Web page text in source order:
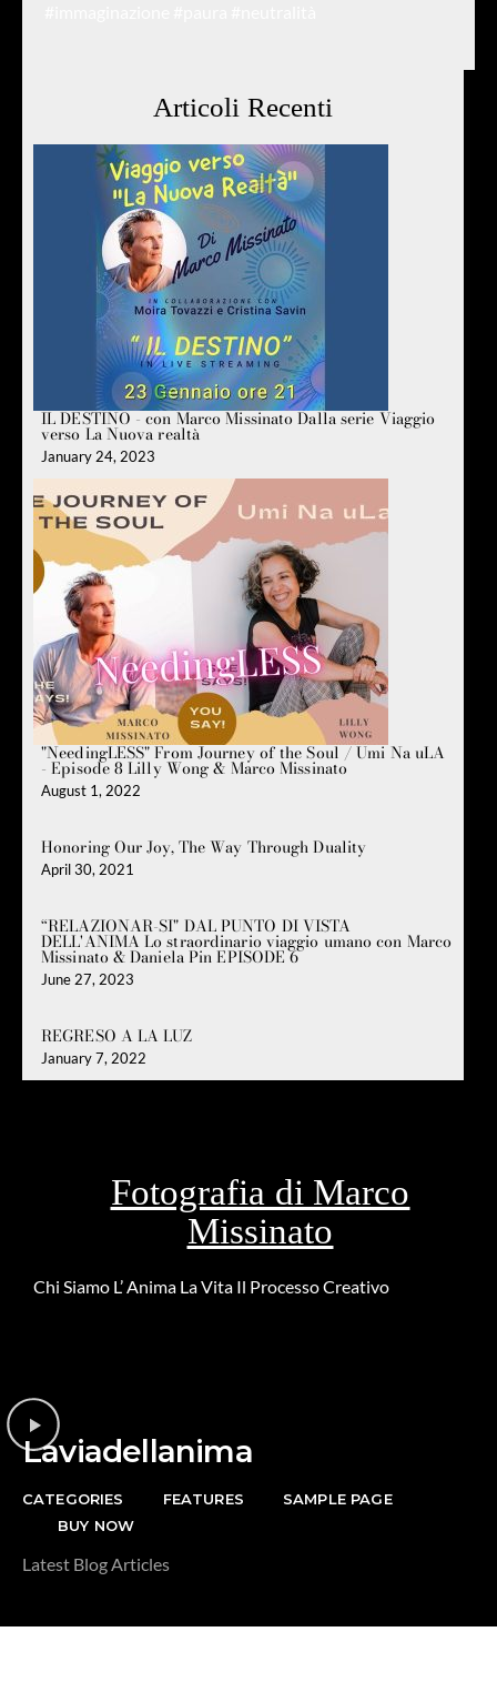
Articoli Recenti
IL DESTINO - con Marco Missinato Dalla serie Viaggio
verso La Nuova realtà
January 24, 2023
"NeedingLESS" From Journey of the Soul / Umi Na uLA
- Episode 8 Lilly Wong & Marco Missinato
August 1, 2022
Honoring Our Joy, The Way Through Duality
April 30, 2021
“RELAZIONAR-SI" DAL PUNTO DI VISTA
DELL'ANIMA Lo straordinario viaggio umano con Marco
Missinato & Daniela Pin EPISODE 6
June 27, 2023
REGRESO A LA LUZ
January 7, 2022
Fotografia di Marco
Missinato
Chi Siamo L’ Anima La Vita Il Processo Creativo
Laviadellanima
CATEGORIES FEATURES
SAMPLE PAGE
BUY NOW
Latest Blog Articles